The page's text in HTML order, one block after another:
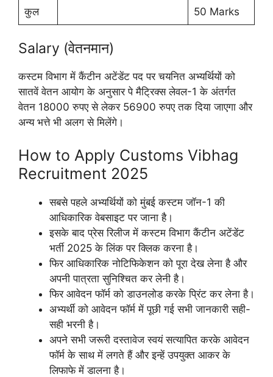
कुल 50 Marks
Salary (वेतनमान)
कस्टम विभाग में कैंटीन अटेंडेंट पद पर चयनित अभ्यर्थियों को
सातवें वेतन आयोग के अनुसार पे मैट्रिक्स लेवल-1 के अंतर्गत
वेतन 18000 रुपए से लेकर 56900 रुपए तक दिया जाएगा और
अन्य भत्ते भी अलग से मिलेंगे।
How to Apply Customs Vibhag
Recruitment 2025
सबसे पहले अभ्यर्थियों को मुंबई कस्टम जॉन-1 की
आधिकारिक वेबसाइट पर जाना है।
इसके बाद प्रेस रिलीज में कस्टम विभाग कैंटीन अटेंडेंट
भर्ती 2025 के लिंक पर क्लिक करना है।
फिर आधिकारिक नोटिफिकेशन को पूरा देख लेना है और
अपनी पात्रता सुनिश्चित कर लेनी है।
फिर आवेदन फॉर्म को डाउनलोड करके प्रिंट कर लेना है।
अभ्यर्थी को आवेदन फॉर्म में पूछी गई सभी जानकारी सही-
सही भरनी है।
अपने सभी जरूरी दस्तावेज स्वयं सत्यापित करके आवेदन
फॉर्म के साथ में लगते हैं और इन्हें उपयुक्त आकर के
लिफाफे में डालना है।